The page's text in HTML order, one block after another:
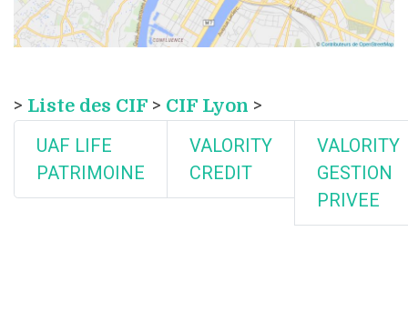
> Liste des CIF > CIF Lyon >
UAF LIFE
PATRIMOINE
VALORITY
CREDIT
VALORITY
GESTION
PRIVEE